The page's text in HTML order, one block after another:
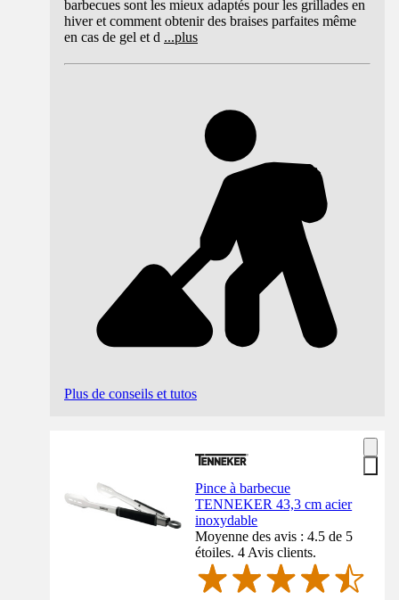
barbecues sont les mieux adaptés pour les grillades en
hiver et comment obtenir des braises parfaites même
en cas de gel et d ...plus
Plus de conseils et tutos
Pince à barbecue
TENNEKER 43,3 cm acier
inoxydable
Moyenne des avis : 4.5 de 5
étoiles. 4 Avis clients.